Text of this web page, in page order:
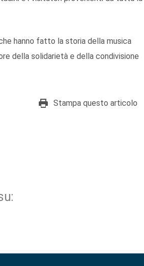
hanno fatto la storia della musica
della solidarietà e della condivisione
Stampa questo articolo